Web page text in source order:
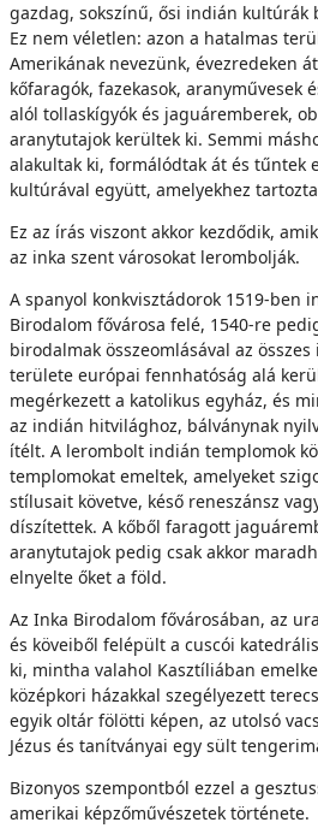
gazdag, sokszínű, ősi indián kultúrák
Ez nem véletlen: azon a hatalmas
Amerikának nevezünk, évezredeken
kőfaragók, fazekasok, aranyművesek
alól tollaskígyók és jaguáremberek,
aranytutajok kerültek ki. Semmi
alakultak ki, formálódtak át és tűntek
kultúrával együtt, amelyekhez
Ez az írás viszont akkor kezdődik,
az inka szent városokat lerombolják.
A spanyol konkvisztádorok 1519-ben
Birodalom fővárosa felé, 1540-re
birodalmak összeomlásával az
területe európai fennhatóság alá
megérkezett a katolikus egyház, és
az indián hitvilághoz, bálványnak
ítélt. A lerombolt indián templomok
templomokat emeltek, amelyeket
stílusait követve, késő reneszánsz
díszítettek. A kőből faragott
aranytutajok pedig csak akkor
elnyelte őket a föld.
Az Inka Birodalom fővárosában, az
és köveiből felépült a cuscói
ki, mintha valahol Kasztíliában
középkori házakkal szegélyezett
egyik oltár fölötti képen, az utolsó
Jézus és tanítványai egy sült
Bizonyos szempontból ezzel a
amerikai képzőművészetek története.